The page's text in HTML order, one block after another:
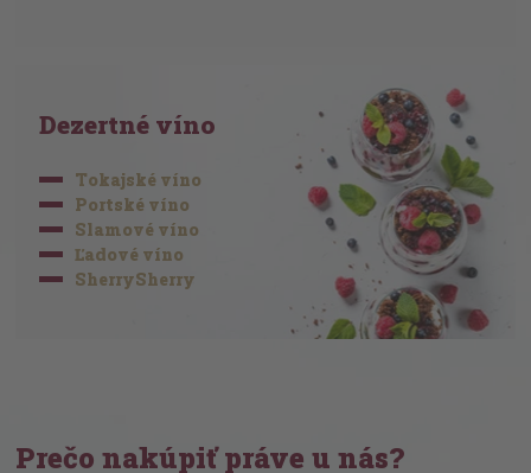
Dezertné víno
Tokajské víno
Portské víno
Slamové víno
Ľadové víno
SherrySherry
Prečo nakúpiť práve u nás?